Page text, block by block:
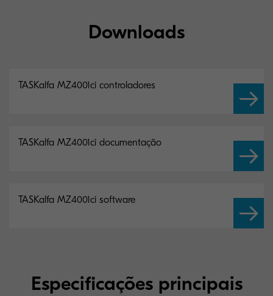
Downloads
TASKalfa MZ4001ci controladores
TASKalfa MZ4001ci documentação
TASKalfa MZ4001ci software
Especificações principais